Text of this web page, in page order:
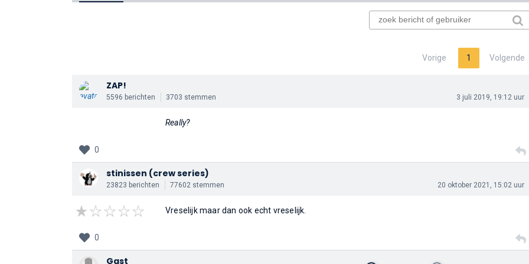
Vorige 1 Volgende
ZAP!
5596 berichten 3703 stemmen 3 juli 2019, 19:12 uur
Really?
0
stinissen (crew series)
23823 berichten 77602 stemmen 20 oktober 2021, 15:02 uur
Vreselijk maar dan ook echt vreselijk.
0
Gast